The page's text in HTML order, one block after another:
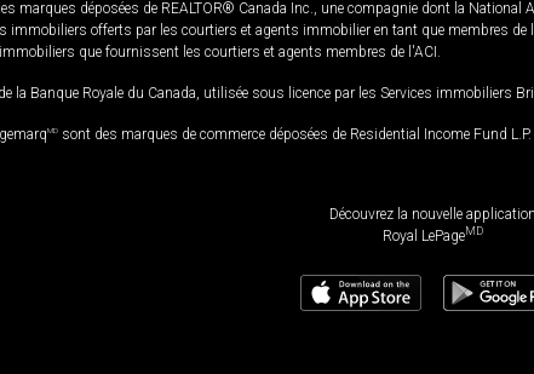
marques déposées de REALTOR® Canada Inc., une compagnie dont la
immobiliers offerts par les courtiers et agents immobilier en tant que membres
que fournissent les courtiers et agents membres de l'ACI.
la Banque Royale du Canada, utilisée sous licence par les Services immobiliers
MD sont des marques de commerce déposées de Residential Income Fund
Découvrez la nouvelle application
Royal LePageMD